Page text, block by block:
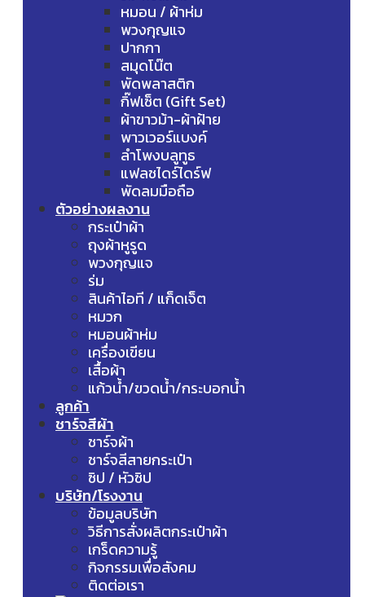
หมอน / ผ้าห่ม
พวงกุญแจ
ปากกา
สมุดโน๊ต
พัดพลาสติก
กิ๊ฟเซ็ต (Gift Set)
ผ้าขาวม้า-ผ้าฝ้าย
พาวเวอร์แบงค์
ลำโพงบลูทูธ
แฟลชไดร์ไดร์ฟ
พัดลมมือถือ
ตัวอย่างผลงาน
กระเป๋าผ้า
ถุงผ้าหูรูด
พวงกุญแจ
ร่ม
สินค้าไอที / แก็ดเจ็ต
หมวก
หมอนผ้าห่ม
เครื่องเขียน
เสื้อผ้า
แก้วน้ำ/ขวดน้ำ/กระบอกน้ำ
ลูกค้า
ชาร์จสีผ้า
ชาร์จผ้า
ชาร์จสีสายกระเป๋า
ซิป / หัวซิป
บริษัท/โรงงาน
ข้อมูลบริษัท
วิธีการสั่งผลิตกระเป๋าผ้า
เกร็ดความรู้
กิจกรรมเพื่อสังคม
ติดต่อเรา